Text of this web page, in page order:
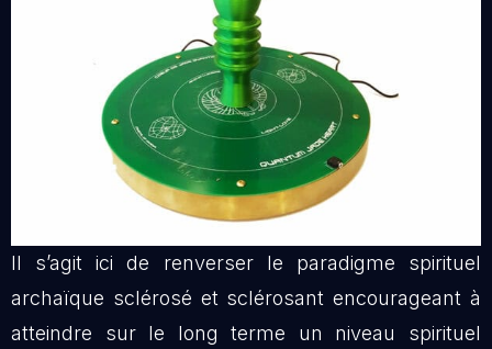
Il s’agit ici de renverser le paradigme spirituel
archaïque sclérosé et sclérosant encourageant à
atteindre sur le long terme un niveau spirituel